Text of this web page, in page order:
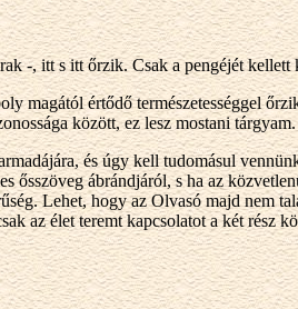
-, itt s itt őrzik. Csak a pengéjét
magától értődő természetességgel
között, ez lesz mostani tárgyam.
és úgy kell tudomásul
ősszöveg ábrándjáról, s ha az
Lehet, hogy az Olvasó majd nem
az élet teremt kapcsolatot a két rész